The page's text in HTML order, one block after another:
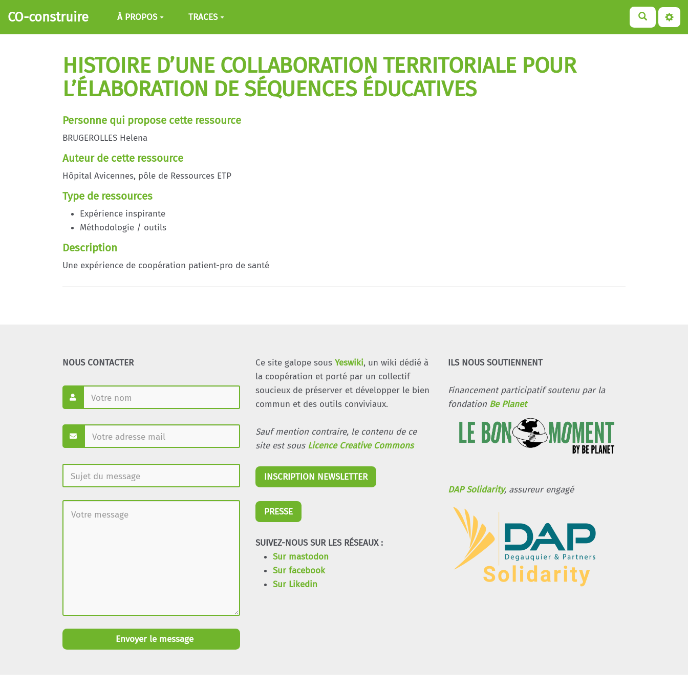
Aller au contenu principal
CO-construire À PROPOS TRACES
HISTOIRE D’UNE COLLABORATION TERRITORIALE POUR
L’ÉLABORATION DE SÉQUENCES ÉDUCATIVES
Personne qui propose cette ressource
BRUGEROLLES Helena
Auteur de cette ressource
Hôpital Avicennes, pôle de Ressources ETP
Type de ressources
Expérience inspirante
Méthodologie / outils
Description
Une expérience de coopération patient-pro de santé
NOUS CONTACTER
Envoyer le message
Ce site galope sous Yeswiki, un wiki dédié à
la coopération et porté par un collectif
soucieux de préserver et développer le bien
commun et des outils conviviaux.
Sauf mention contraire, le contenu de ce
site est sous Licence Creative Commons
INSCRIPTION NEWSLETTER
PRESSE
SUIVEZ-NOUS SUR LES RÉSEAUX :
Sur mastodon
Sur facebook
Sur Likedin
ILS NOUS SOUTIENNENT
Financement participatif soutenu par la
fondation Be Planet
DAP Solidarity, assureur engagé